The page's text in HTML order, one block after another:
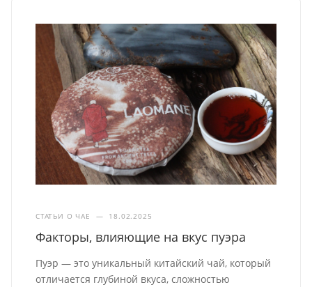
СТАТЬИ О ЧАЕ — 18.02.2025
Факторы, влияющие на вкус пуэра
Пуэр — это уникальный китайский чай, который
отличается глубиной вкуса, сложностью